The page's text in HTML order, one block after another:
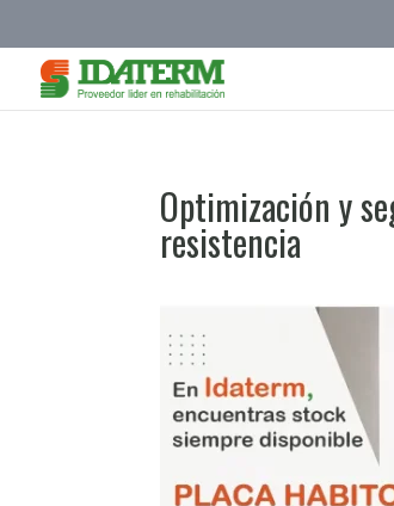
Optimización y
resistencia